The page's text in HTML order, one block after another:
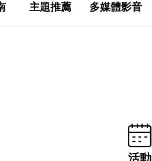
主題推薦 多媒體影音
活動